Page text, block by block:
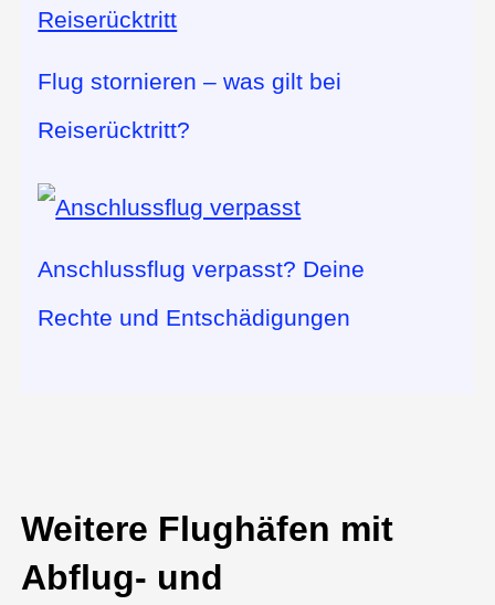
Flug stornieren – was gilt bei
Reiserücktritt?
Anschlussflug verpasst? Deine
Rechte und Entschädigungen
Weitere Flughäfen mit
Abflug- und